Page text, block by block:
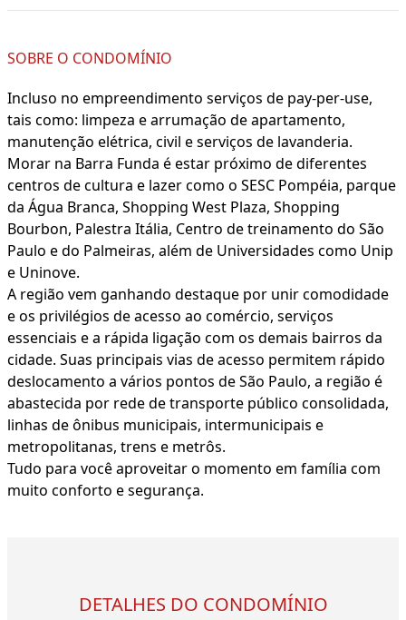
SOBRE O CONDOMÍNIO
Incluso no empreendimento serviços de pay-per-use,
tais como: limpeza e arrumação de apartamento,
manutenção elétrica, civil e serviços de lavanderia.
Morar na Barra Funda é estar próximo de diferentes
centros de cultura e lazer como o SESC Pompéia, parque
da Água Branca, Shopping West Plaza, Shopping
Bourbon, Palestra Itália, Centro de treinamento do São
Paulo e do Palmeiras, além de Universidades como Unip
e Uninove.
A região vem ganhando destaque por unir comodidade
e os privilégios de acesso ao comércio, serviços
essenciais e a rápida ligação com os demais bairros da
cidade. Suas principais vias de acesso permitem rápido
deslocamento a vários pontos de São Paulo, a região é
abastecida por rede de transporte público consolidada,
linhas de ônibus municipais, intermunicipais e
metropolitanas, trens e metrôs.
Tudo para você aproveitar o momento em família com
muito conforto e segurança.
DETALHES DO CONDOMÍNIO